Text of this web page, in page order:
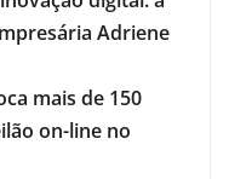
Adriene
mais de 150
on-line no